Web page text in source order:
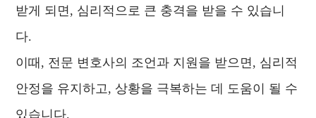
받게 되면, 심리적으로 큰 충격을 받을 수 있습니
다.
이때, 전문 변호사의 조언과 지원을 받으면, 심리적
안정을 유지하고, 상황을 극복하는 데 도움이 될 수
있습니다.